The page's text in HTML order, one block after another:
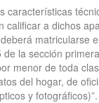
características
calificar a dichos
matricularse
la sección
menor de toda
del hogar, de
y fotográficos)”.